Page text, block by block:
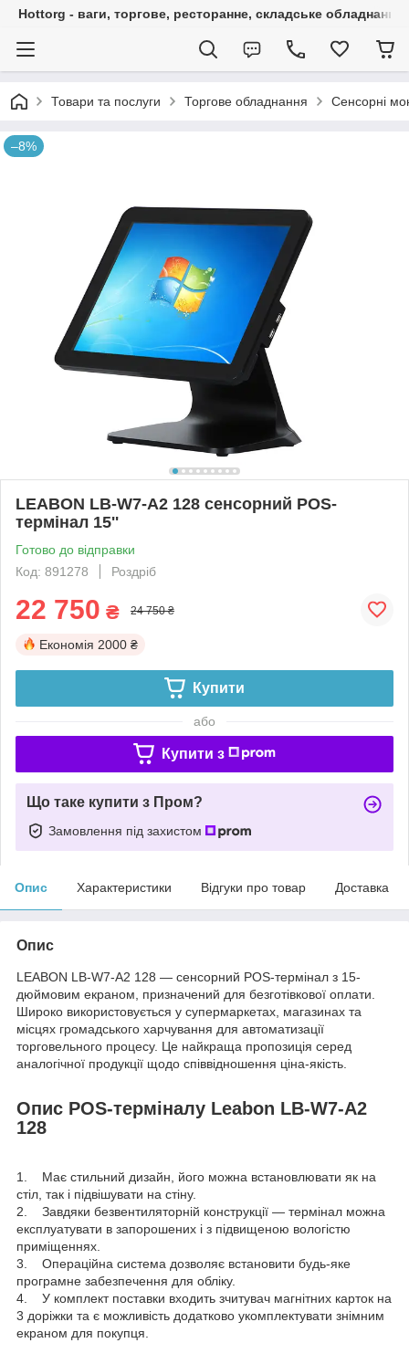
Hottorg - ваги, торгове, ресторанне, складське обладнання
Товари та послуги Торгове обладнання Сенсорні
–8%
LEABON LB-W7-A2 128 сенсорний POS-
термінал 15''
Готово до відправки
Код: 891278
Роздріб
22 750 ₴ 24 750 ₴
Економія 2000 ₴
Купити
або
Купити з
Що таке купити з Пром?
Замовлення під захистом
Опис Характеристики Відгуки про товар Доставка
Опис
LEABON LB-W7-A2 128 — сенсорний POS-термінал з 15-
дюймовим екраном, призначений для безготівкової оплати.
Широко використовується у супермаркетах, магазинах та
місцях громадського харчування для автоматизації
торговельного процесу. Це найкраща пропозиція серед
аналогічної продукції щодо співвідношення ціна-якість.
Опис POS-терміналу Leabon LB-W7-A2
128
1. Має стильний дизайн, його можна встановлювати як на
стіл, так і підвішувати на стіну.
2. Завдяки безвентиляторній конструкції — термінал можна
експлуатувати в запорошених і з підвищеною вологістю
приміщеннях.
3. Операційна система дозволяє встановити будь-яке
програмне забезпечення для обліку.
4. У комплект поставки входить зчитувач магнітних карток на
3 доріжки та є можливість додатково укомплектувати знімним
екраном для покупця.